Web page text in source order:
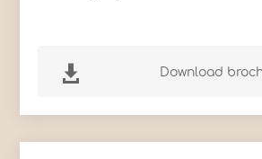
 Download